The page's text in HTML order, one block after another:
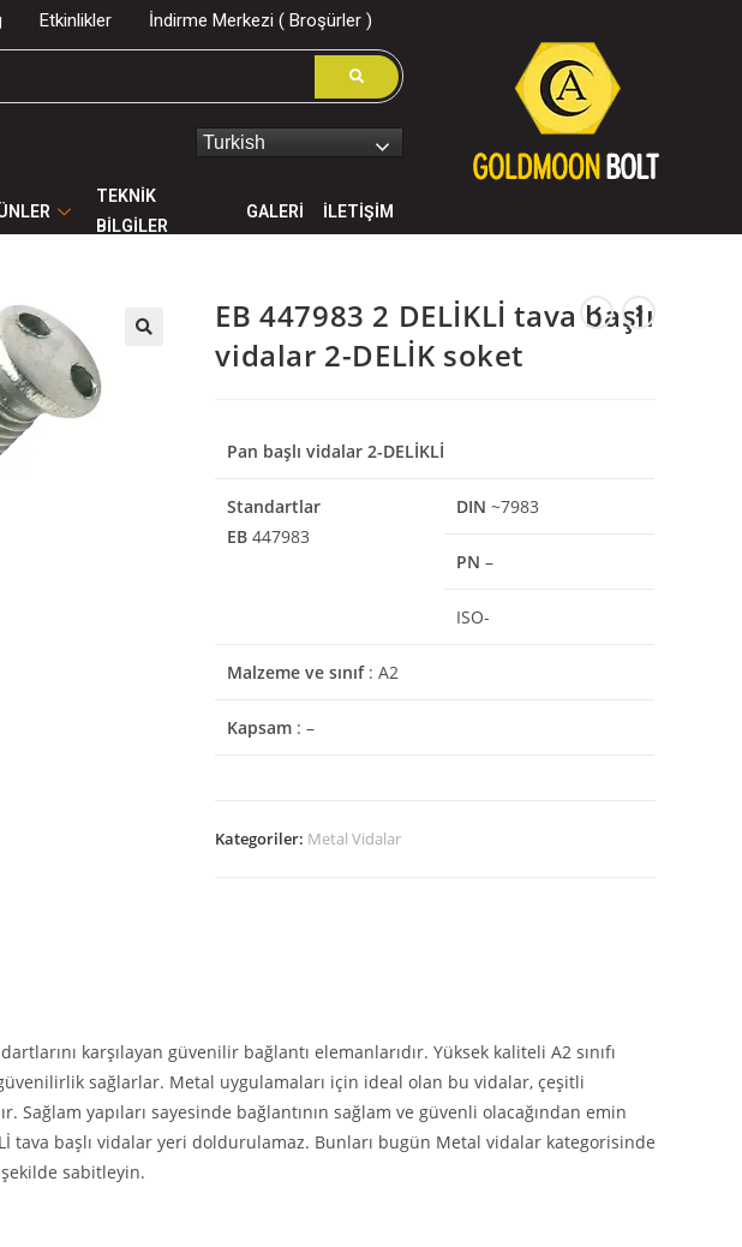
Etkinlikler İndirme Merkezi ( Broşürler )
Turkish
TEKNİK
BİLGİLER
GALERİ İLETİŞİM
EB 447983 2 DELİKLİ tava başlı
vidalar 2-DELİK soket
Pan başlı vidalar 2-DELİKLİ
Standartlar
EB 447983
DIN ~7983
PN –
ISO-
Malzeme ve sınıf: A2
Kapsam : –
Kategoriler: Metal Vidalar
karşılayan güvenilir bağlantı elemanlarıdır. Yüksek kaliteli A2 sınıfı
güvenilirlik sağlarlar. Metal uygulamaları için ideal olan bu vidalar, çeşitli
Sağlam yapıları sayesinde bağlantının sağlam ve güvenli olacağından emin
tava başlı vidalar yeri doldurulamaz. Bunları bugün Metal vidalar kategorisinde
şekilde sabitleyin.